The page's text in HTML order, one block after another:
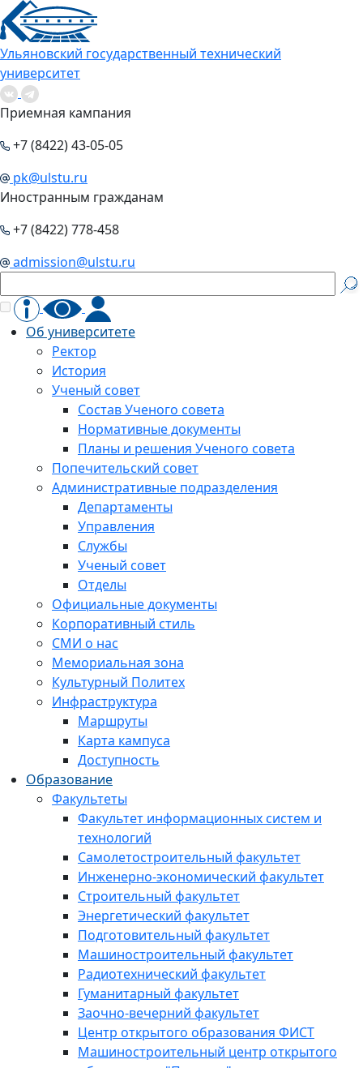
Ульяновский государственный технический
университет
Приемная кампания
+7 (8422) 43-05-05
pk@ulstu.ru
Иностранным гражданам
+7 (8422) 778-458
admission@ulstu.ru
Об университете
Ректор
История
Ученый совет
Состав Ученого совета
Нормативные документы
Планы и решения Ученого совета
Попечительский совет
Административные подразделения
Департаменты
Управления
Службы
Ученый совет
Отделы
Официальные документы
Корпоративный стиль
СМИ о нас
Мемориальная зона
Культурный Политех
Инфраструктура
Маршруты
Карта кампуса
Доступность
Образование
Факультеты
Факультет информационных систем и
технологий
Самолетостроительный факультет
Инженерно-экономический факультет
Строительный факультет
Энергетический факультет
Подготовительный факультет
Машиностроительный факультет
Радиотехнический факультет
Гуманитарный факультет
Заочно-вечерний факультет
Центр открытого образования ФИСТ
Машиностроительный центр открытого